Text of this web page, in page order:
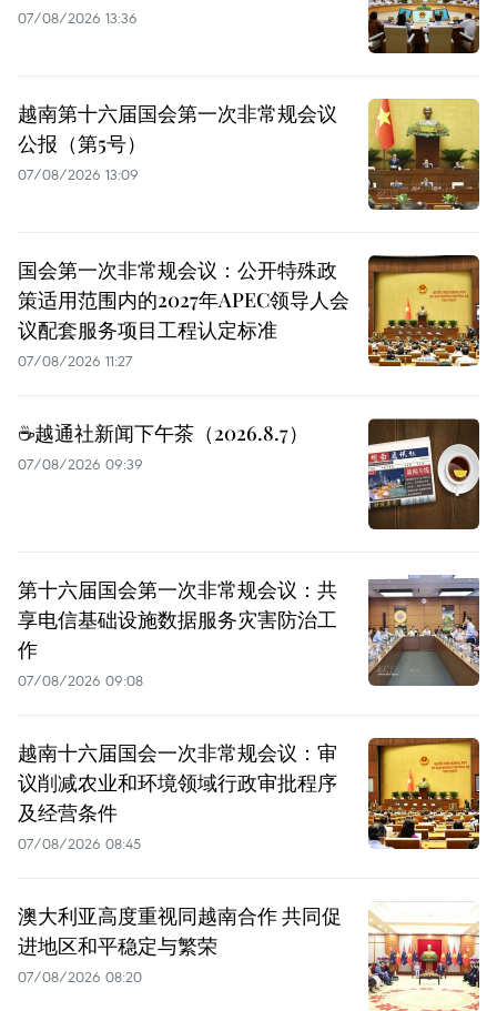
07/08/2026 13:36
越南第十六届国会第一次非常规会议
公报（第5号）
07/08/2026 13:09
国会第一次非常规会议：公开特殊政
策适用范围内的2027年APEC领导人会
议配套服务项目工程认定标准
07/08/2026 11:27
☕️越通社新闻下午茶（2026.8.7）
07/08/2026 09:39
第十六届国会第一次非常规会议：共
享电信基础设施数据服务灾害防治工
作
07/08/2026 09:08
越南十六届国会一次非常规会议：审
议削减农业和环境领域行政审批程序
及经营条件
07/08/2026 08:45
澳大利亚高度重视同越南合作 共同促
进地区和平稳定与繁荣
07/08/2026 08:20